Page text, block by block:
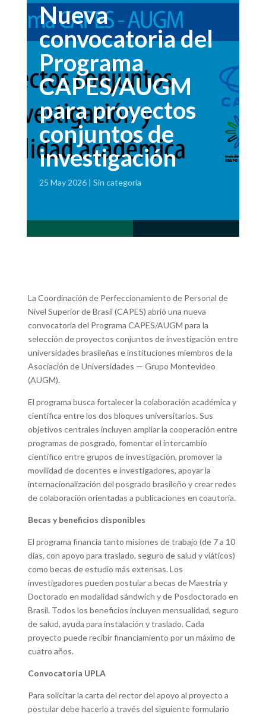
Nueva
convocatoria del
Programa
CAPES/AUGM
para proyectos
conjuntos de
investigación
25 May 2026 Sin categoría
La Coordinación de Perfeccionamiento de Personal de
Nivel Superior de Brasil (CAPES) abrió una nueva
convocatoria del Programa CAPES/AUGM para la
selección de proyectos conjuntos de investigación entre
universidades brasileñas e instituciones miembros de la
Asociación de Universidades — Grupo Montevideo
(AUGM).
El programa busca fortalecer la colaboración académica y
científica entre los dos bloques universitarios. Sus
objetivos centrales incluyen ampliar la cooperación entre
programas de posgrado, fomentar el intercambio
científico entre grupos de investigación, promover la
movilidad de docentes e investigadores, apoyar la
internacionalización del posgrado brasileño y crear redes
de colaboración orientadas a publicaciones en coautoría.
Becas y beneficios disponibles
El programa financia tanto misiones de trabajo (de 7 a 10
días, con apoyo para traslado, seguro de salud y viáticos)
como becas de estudio más extensas. Los
investigadores pueden postular a becas de Maestría y
Doctorado en modalidad sándwich y de Posdoctorado en
Brasil. Todos los beneficios incluyen mensualidad, seguro
de salud, ayuda para instalación y traslado. Cada
proyecto puede recibir financiamiento por un máximo de
cuatro años.
Convocatoria UPLA
Para solicitar la carta del rector del apoyo al proyecto a
postular debe hacerlo a través del siguiente formulario